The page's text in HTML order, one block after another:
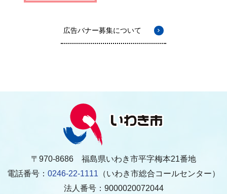
広告バナー募集について
〒970-8686 福島県いわき市平字梅本21番地
電話番号： 0246-22-1111 （いわき市総合コールセンター）
法人番号：9000020072044